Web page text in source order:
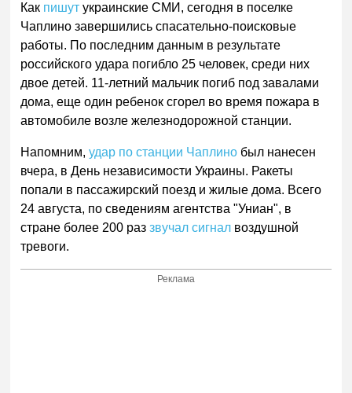
Как пишут украинские СМИ, сегодня в поселке
Чаплино завершились спасательно-поисковые
работы. По последним данным в результате
российского удара погибло 25 человек, среди них
двое детей. 11-летний мальчик погиб под завалами
дома, еще один ребенок сгорел во время пожара в
автомобиле возле железнодорожной станции.
Напомним,удар по станции Чаплино был нанесен
вчера, в День независимости Украины. Ракеты
попали в пассажирский поезд и жилые дома. Всего
24 августа, по сведениям агентства "Униан", в
стране более 200 раззвучал сигнал воздушной
тревоги.
Реклама